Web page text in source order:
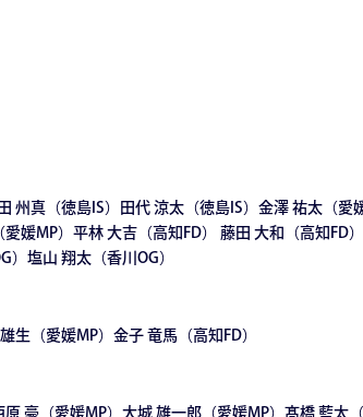
州真（徳島IS）田代 涼太（徳島IS）金澤 祐太（愛
愛媛MP）平林 大吉（高知FD） 藤田 大和（高知FD
）塩山 翔太（香川OG）
生（愛媛MP）金子 竜馬（高知FD）
豪（愛媛MP）大城 雄一郎（愛媛MP）髙橋 藍太